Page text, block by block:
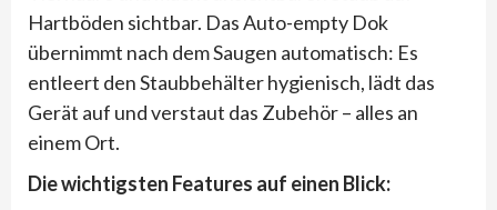
Hartböden sichtbar. Das Auto-empty Dok
übernimmt nach dem Saugen automatisch: Es
entleert den Staubbehälter hygienisch, lädt das
Gerät auf und verstaut das Zubehör – alles an
einem Ort.
Die wichtigsten Features auf einen Blick: